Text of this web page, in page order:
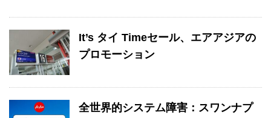
It’s タイ Timeセール、エアアジアの
プロモーション
全世界的システム障害：スワンナプ